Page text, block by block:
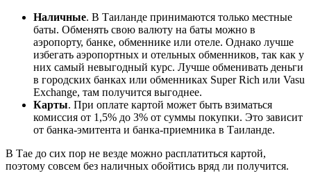
Наличные. В Таиланде принимаются только местные
баты. Обменять свою валюту на баты можно в
аэропорту, банке, обменнике или отеле. Однако лучше
избегать аэропортных и отельных обменников, так как у
них самый невыгодный курс. Лучше обменивать деньги
в городских банках или обменниках Super Rich или Vasu
Exchange, там получится выгоднее.
Карты. При оплате картой может быть взиматься
комиссия от 1,5% до 3% от суммы покупки. Это зависит
от банка-эмитента и банка-приемника в Таиланде.
В Тае до сих пор не везде можно расплатиться картой,
поэтому совсем без наличных обойтись вряд ли получится.